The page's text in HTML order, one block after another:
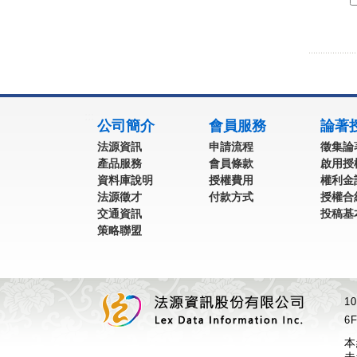
公司簡介
法源資訊
產品服務
資料庫說明
法源徵才
交通資訊
策略聯盟
會員服務
申請流程
會員條款
授權費用
付款方式
論著
徵集論
啟用授
權利金
授權合
投稿基